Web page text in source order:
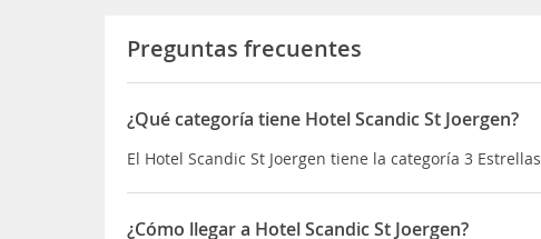
Preguntas frecuentes
¿Qué categoría tiene Hotel Scandic St Joergen?
El Hotel Scandic St Joergen tiene la categoría 3 Estrellas
¿Cómo llegar a Hotel Scandic St Joergen?